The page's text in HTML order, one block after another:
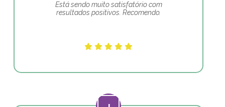
Está sendo muito satisfatório com
resultados positivos. Recomendo.